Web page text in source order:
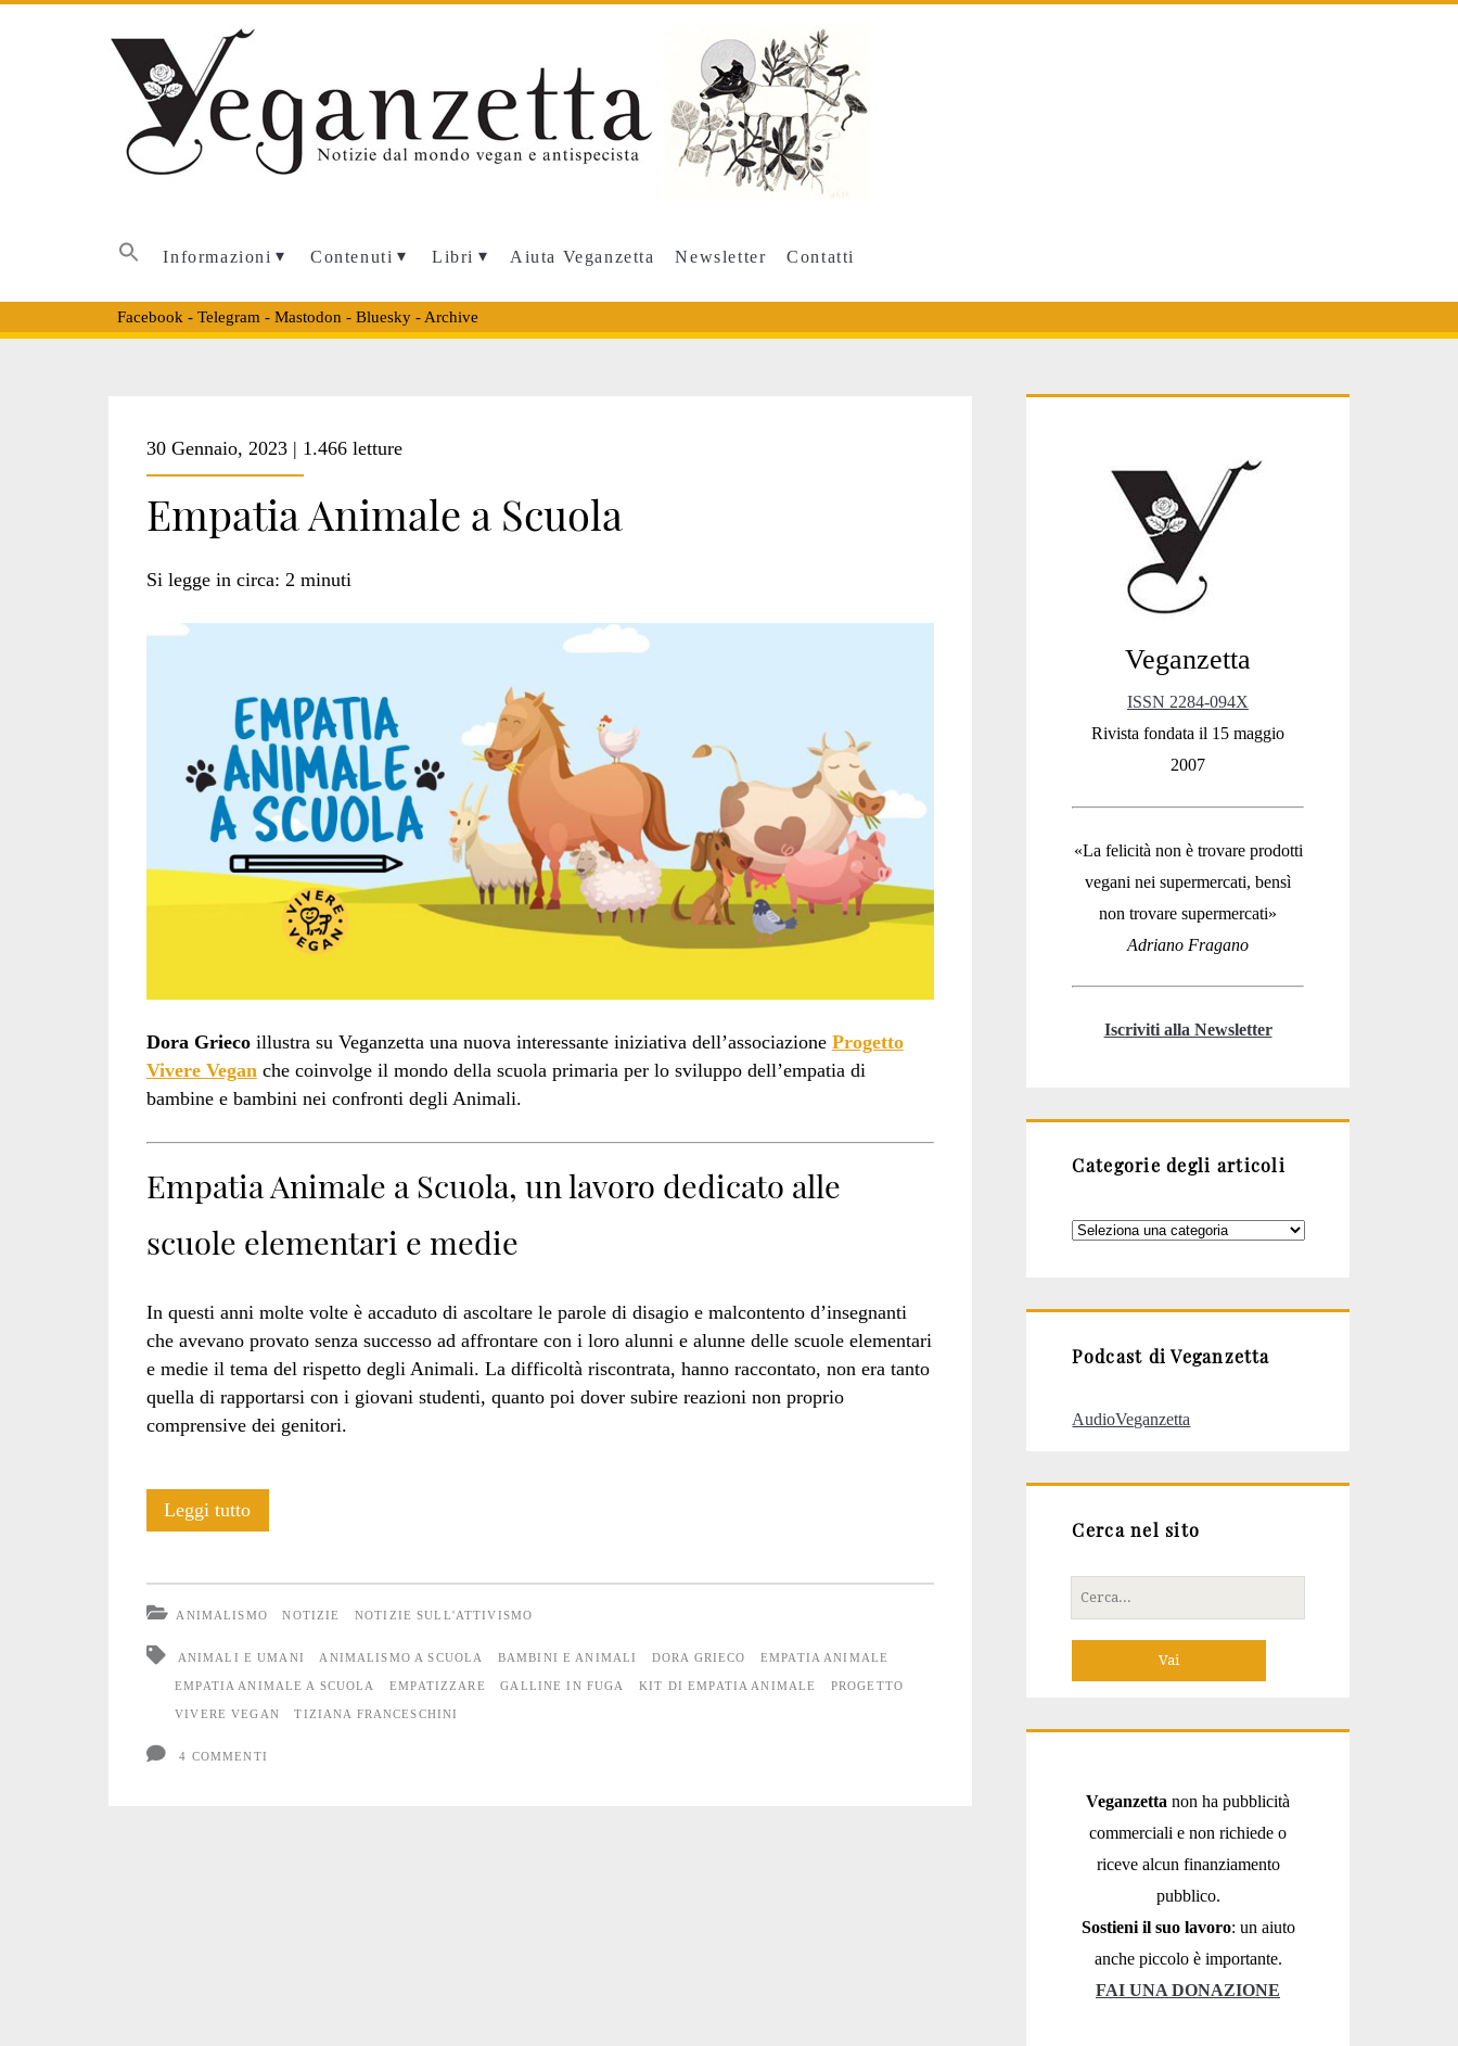
Informazioni Contenuti Libri Aiuta Veganzetta Newsletter Contatti
Facebook - Telegram - Mastodon - Bluesky- Archive
<span>kit
di
empatia
animale</span>
30 Gennaio, 2023 | 1.466 letture
Empatia Animale a Scuola
Si legge in circa: 2 minuti
Dora Griecoillustra su Veganzetta una nuova interessante iniziativa dell’associazione Progetto
Vivere Veganche coinvolge il mondo della scuola primaria per lo sviluppo dell’empatia di
bambine e bambini nei confronti degli Animali.
Empatia Animale a Scuola, un lavoro dedicato alle
scuole elementari e medie
In questi anni molte volte è accaduto di ascoltare le parole di disagio e malcontento d’insegnanti
che avevano provato senza successo ad affrontare con i loro alunni e alunne delle scuole elementari
e medie il tema del rispetto degli Animali. La difficoltà riscontrata, hanno raccontato, non era tanto
quella di rapportarsi con i giovani studenti, quanto poi dover subire reazioni non proprio
comprensive dei genitori.
Leggi tuttoEmpatia
ANIMALISMO NOTIZIE NOTIZIE SULL'ATTIVISMO
ANIMALI E UMANI ANIMALISMO A SCUOLA BAMBINI E ANIMALI DORA GRIECO EMPATIA ANIMALE
EMPATIA ANIMALE A SCUOLA EMPATIZZARE GALLINE IN FUGA KIT DI EMPATIA ANIMALE PROGETTO
VIVERE VEGAN TIZIANA FRANCESCHINI
4 COMMENTI
Sidebar
Veganzetta
ISSN 2284-094X
Rivista fondata il 15 maggio
2007
«La felicità non è trovare prodotti
vegani nei supermercati, bensì
non trovare supermercati»
Adriano Fragano
Iscriviti alla Newsletter
Categorie degli articoli
Categorie
Podcast di Veganzetta
AudioVeganzetta
Cerca nel sito
Cerca
per:
Veganzetta non ha pubblicità
commerciali e non richiede o
riceve alcun finanziamento
pubblico.
Sostieni il suo lavoro: un aiuto
anche piccolo è importante.
FAI UNA DONAZIONE